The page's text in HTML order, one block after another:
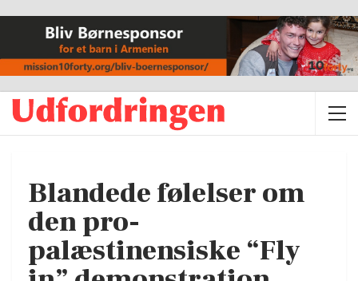
Blandede følelser om
den pro-
palæstinensiske “Fly